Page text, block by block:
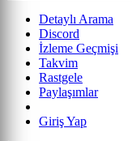
Detaylı Arama
Discord
İzleme Geçmişi
Takvim
Rastgele
Paylaşımlar
Giriş Yap